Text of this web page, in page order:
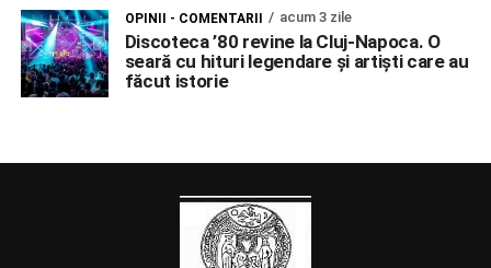
OPINII - COMENTARII acum 3 zile
Discoteca ’80 revine la Cluj-Napoca. O
seară cu hituri legendare și artiști care au
făcut istorie